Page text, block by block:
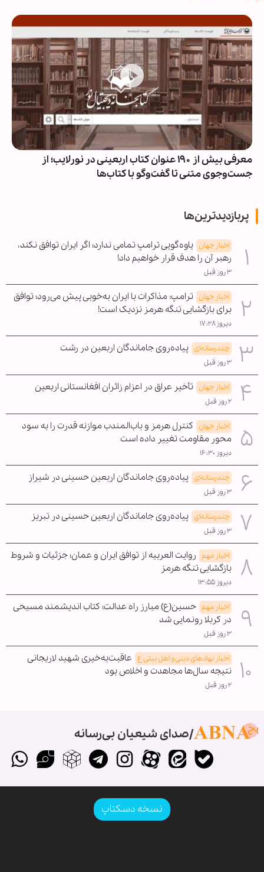
معرفی بیش از ۱۹۰ عنوان کتاب اربعینی در نورلایب؛ از
جست‌وجوی متنی تا گفت‌وگو با کتاب‌ها
پربازدیدترین‌ها
اخبار جهان یاوه‌گویی ترامپ تمامی ندارد؛ اگر ایران توافق نکند،
رهبر آن را هدف قرار خواهیم داد!
۳ روز قبل
اخبار جهان ترامپ: مذاکرات با ایران به‌خوبی پیش می‌رود؛ توافق
برای بازگشایی تنگه هرمز نزدیک است!
دیروز ۱۷:۲۸
چندرسانه‌ای پیاده‌روی جاماندگان اربعین در رشت
۳ روز قبل
اخبار جهان تأخیر عراق در اعزام زائران افغانستانی اربعین
۲ روز قبل
اخبار جهان کنترل هرمز و باب‌المندب موازنه قدرت را به سود
محور مقاومت تغییر داده است
دیروز ۱۶:۳۰
چندرسانه‌ای پیاده‌روی جاماندگان اربعین حسینی در شیراز
۳ روز قبل
چندرسانه‌ای پیاده‌روی جاماندگان اربعین حسینی در تبریز
۳ روز قبل
اخبار مهم روایت العربیه از توافق ایران و عمان؛ جزئیات و شروط
بازگشایی تنگه هرمز
دیروز ۱۳:۵۵
اخبار مهم حسین(ع) مبارز راه عدالت؛ کتاب اندیشمند مسیحی
در کربلا رونمایی شد
۳ روز قبل
اخبار نهادهای دینی و اهل بیتی ع عاقبت‌به‌خیری شهید لاریجانی
نتیجه سال‌ها مجاهدت و اخلاص بود
۲ روز قبل
صدای شیعیان بی‌رسانه
نسخه دسکتاپ